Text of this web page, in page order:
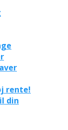
rente!
din